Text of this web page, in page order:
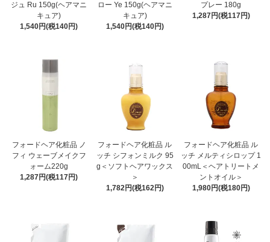
ジュ Ru 150g(ヘアマニ
キュア)
1,540円(税140円)
ロー Ye 150g(ヘアマニ
キュア)
1,540円(税140円)
プレー 180g
1,287円(税117円)
フォードヘア化粧品 ノ
フィ ウェーブメイクフ
ォーム220g
1,287円(税117円)
フォードヘア化粧品 ル
ッチ シフォンミルク 95
g＜ソフトヘアワックス
＞
1,782円(税162円)
フォードヘア化粧品 ル
ッチ メルティシロップ 1
00mL＜ヘアトリートメ
ントオイル＞
1,980円(税180円)